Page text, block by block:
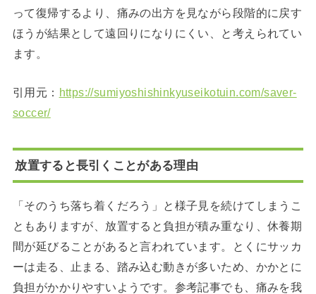
って復帰するより、痛みの出方を見ながら段階的に戻す
ほうが結果として遠回りになりにくい、と考えられてい
ます。
引用元： https://sumiyoshishinkyuseikotuin.com/saver-
soccer/
放置すると長引くことがある理由
「そのうち落ち着くだろう」と様子見を続けてしまうこ
ともありますが、放置すると負担が積み重なり、休養期
間が延びることがあると言われています。とくにサッカ
ーは走る、止まる、踏み込む動きが多いため、かかとに
負担がかかりやすいようです。参考記事でも、痛みを我